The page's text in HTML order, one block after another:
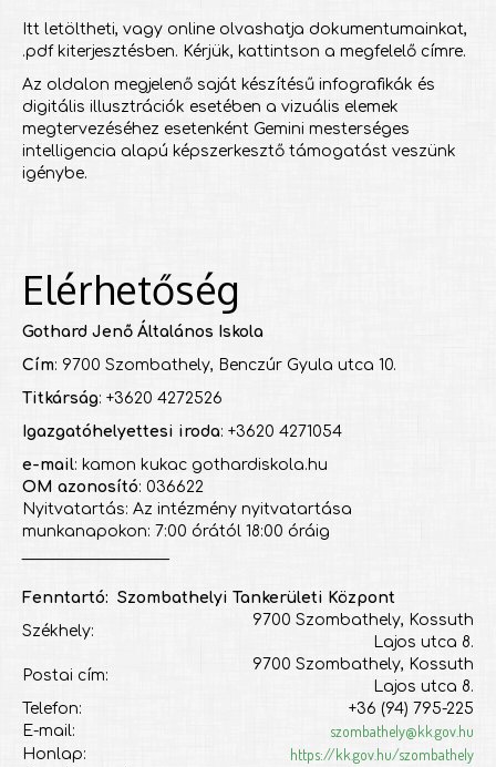
Itt letöltheti, vagy online olvashatja dokumentumainkat,
.pdf kiterjesztésben. Kérjük, kattintson a megfelelő címre.
Az oldalon megjelenő saját készítésű infografikák és
digitális illusztrációk esetében a vizuális elemek
megtervezéséhez esetenként Gemini mesterséges
intelligencia alapú képszerkesztő támogatást veszünk
igénybe.
Elérhetőség
Gothard Jenő Általános Iskola
Cím: 9700 Szombathely, Benczúr Gyula utca 10.
Titkárság: +3620 4272526
Igazgatóhelyettesi iroda: +3620 4271054
e-mail: kamon kukac gothardiskola.hu
OM azonosító: 036622
Nyitvatartás: Az intézmény nyitvatartása
munkanapokon: 7:00 órától 18:00 óráig
Fenntartó: Szombathelyi Tankerületi Központ
Székhely:
9700 Szombathely, Kossuth
Lajos utca 8.
Postai cím:
9700 Szombathely, Kossuth
Lajos utca 8.
Telefon:
+36 (94) 795-225
E-mail:
szombathely@kk.gov.hu
Honlap: https://kk.gov.hu/szombathely